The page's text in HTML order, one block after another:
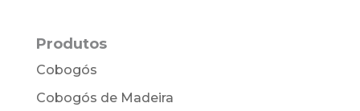
Produtos
Cobogós
Cobogós de Madeira